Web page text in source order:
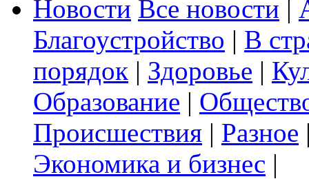
Новости Все новости |
Благоустройство | В
порядок | Здоровье |
Образование |
Происшествия | Разное
Экономика и бизнес |